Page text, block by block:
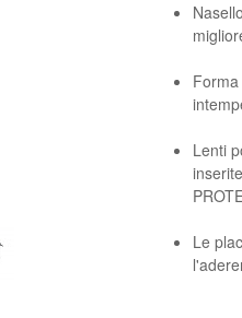
Lenti
Le